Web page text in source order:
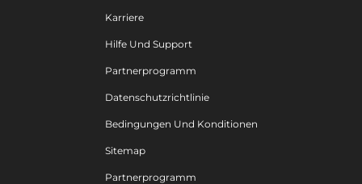
Karriere
Hilfe Und Support
Partnerprogramm
Datenschutzrichtlinie
Bedingungen Und Konditionen
Sitemap
Partnerprogramm